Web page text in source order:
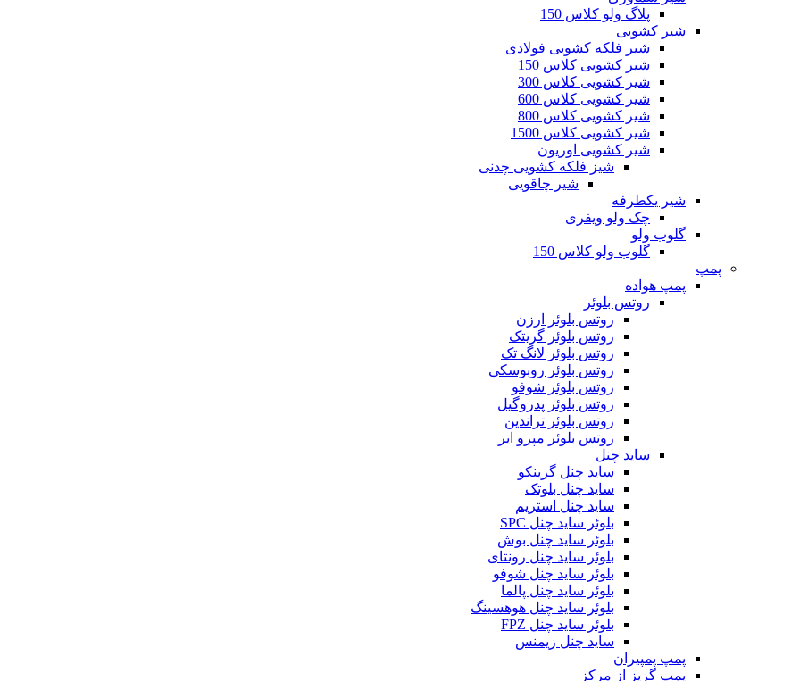
پلاگ ولو کلاس 150
شیر کشویی
شیر فلکه کشویی فولادی
شیر کشویی کلاس 150
شیر کشویی کلاس 300
شیر کشویی کلاس 600
شیر کشویی کلاس 800
شیر کشویی کلاس 1500
شیر کشویی اوریون
شیز فلکه کشویی چدنی
شیر چاقویی
شیر یکطرفه
چک ولو ویفری
گلوب ولو
گلوب ولو کلاس 150
پمپ
پمپ هواده
روتس بلوئر
روتس بلوئر ارزن
روتس بلوئر گریتک
روتس بلوئر لانگ تک
روتس بلوئر روبوسکی
روتس بلوئر شوفو
روتس بلوئر پدروگیل
روتس بلوئر تراندین
روتس بلوئر مپرو ایر
ساید چنل
ساید چنل گرینکو
ساید چنل بلوتک
ساید چنل استریم
بلوئر ساید چنل SPC
بلوئر ساید چنل بوش
بلوئر ساید چنل رونتای
بلوئر ساید چنل شوفو
بلوئر ساید چنل پالما
بلوئر ساید چنل هوهسینگ
بلوئر ساید چنل FPZ
ساید چنل زیمنس
پمپ پمپیران
پمپ گریز از مرکز